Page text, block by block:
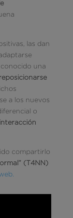
las dan
una
a los nuevos
o
interacción
compartirlo
(T4NN)